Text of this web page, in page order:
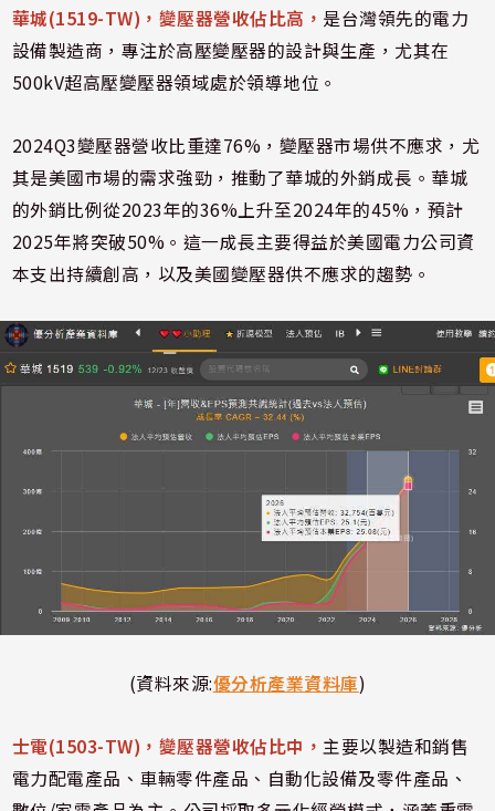
華城(1519-TW)，變壓器營收佔比高， 是台灣領先的電力
設備製造商，專注於高壓變壓器的設計與生產，尤其在
500kV超高壓變壓器領域處於領導地位。
2024Q3變壓器營收比重達76%，變壓器市場供不應求，尤
其是美國市場的需求強勁，推動了華城的外銷成長。華城
的外銷比例從2023年的36%上升至2024年的45%，預計
2025年將突破50%。這一成長主要得益於美國電力公司資
本支出持續創高，以及美國變壓器供不應求的趨勢。
(資料來源:優分析產業資料庫)
士電(1503-TW)，變壓器營收佔比中， 主要以製造和銷售
電力配電產品、車輛零件產品、自動化設備及零件產品、